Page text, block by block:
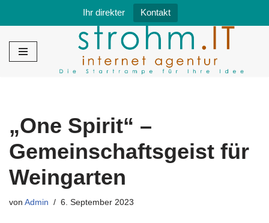
Ihr direkter Kontakt
Zum
„One Spirit“ –
Gemeinschaftsgeist für
Weingarten
von Admin 6. September 2023